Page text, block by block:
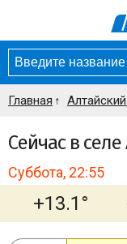
Главная
Сейчас в селе
Суббота, 22:55
+13.1°